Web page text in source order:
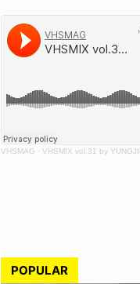
VHSMAG · VHSMIX vol.31 by
POPULAR